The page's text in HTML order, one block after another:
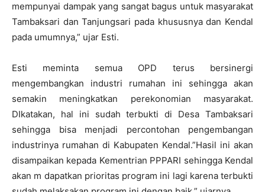
mempunyai dampak yang sangat bagus untuk masyarakat
Tambaksari dan Tanjungsari pada khususnya dan Kendal
pada umumnya,” ujar Esti.
Esti meminta semua OPD terus bersinergi
mengembangkan industri rumahan ini sehingga akan
semakin meningkatkan perekonomian masyarakat.
DIkatakan, hal ini sudah terbukti di Desa Tambaksari
sehingga bisa menjadi percontohan pengembangan
industrinya rumahan di Kabupaten Kendal.”Hasil ini akan
disampaikan kepada Kementrian PPPARI sehingga Kendal
akan m dapatkan prioritas program ini lagi karena terbukti